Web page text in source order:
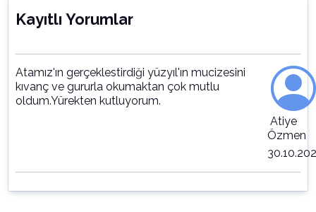
Kayıtlı Yorumlar
Atamız'ın gerçeklestirdiği yüzyıl'ın mucizesini
kıvanç ve gururla okumaktan çok mutlu
oldum.Yürekten kutluyorum.
Atiye
Özmen